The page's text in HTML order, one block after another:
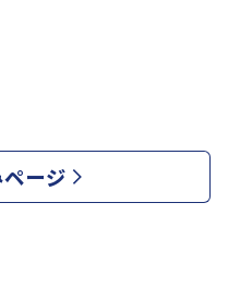
ージ